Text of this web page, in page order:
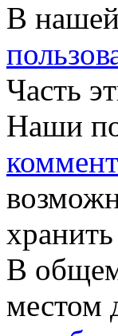
В
Часть
Наши
В
местом